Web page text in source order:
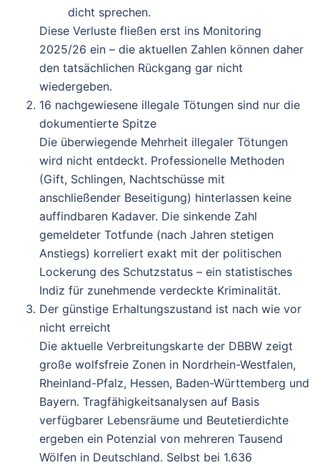
dicht sprechen.
Diese Verluste fließen erst ins Monitoring
2025/26 ein – die aktuellen Zahlen können daher
den tatsächlichen Rückgang gar nicht
wiedergeben.
16 nachgewiesene illegale Tötungen sind nur die
dokumentierte Spitze
Die überwiegende Mehrheit illegaler Tötungen
wird nicht entdeckt. Professionelle Methoden
(Gift, Schlingen, Nachtschüsse mit
anschließender Beseitigung) hinterlassen keine
auffindbaren Kadaver. Die sinkende Zahl
gemeldeter Totfunde (nach Jahren stetigen
Anstiegs) korreliert exakt mit der politischen
Lockerung des Schutzstatus – ein statistisches
Indiz für zunehmende verdeckte Kriminalität.
Der günstige Erhaltungszustand ist nach wie vor
nicht erreicht
Die aktuelle Verbreitungskarte der DBBW zeigt
große wolfsfreie Zonen in Nordrhein-Westfalen,
Rheinland-Pfalz, Hessen, Baden-Württemberg und
Bayern. Tragfähigkeitsanalysen auf Basis
verfügbarer Lebensräume und Beutetierdichte
ergeben ein Potenzial von mehreren Tausend
Wölfen in Deutschland. Selbst bei 1.636